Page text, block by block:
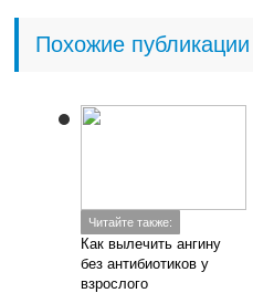
Похожие публикации
Читайте также:
Как вылечить ангину
без антибиотиков у
взрослого